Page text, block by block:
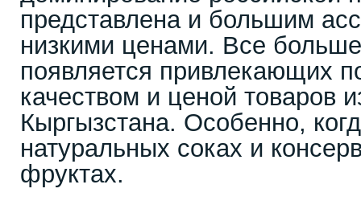
представлена и большим
низкими ценами. Все
появляется привлекающих
качеством и ценой товаров
Кыргызстана. Особенно,
натуральных соках и
фруктах.